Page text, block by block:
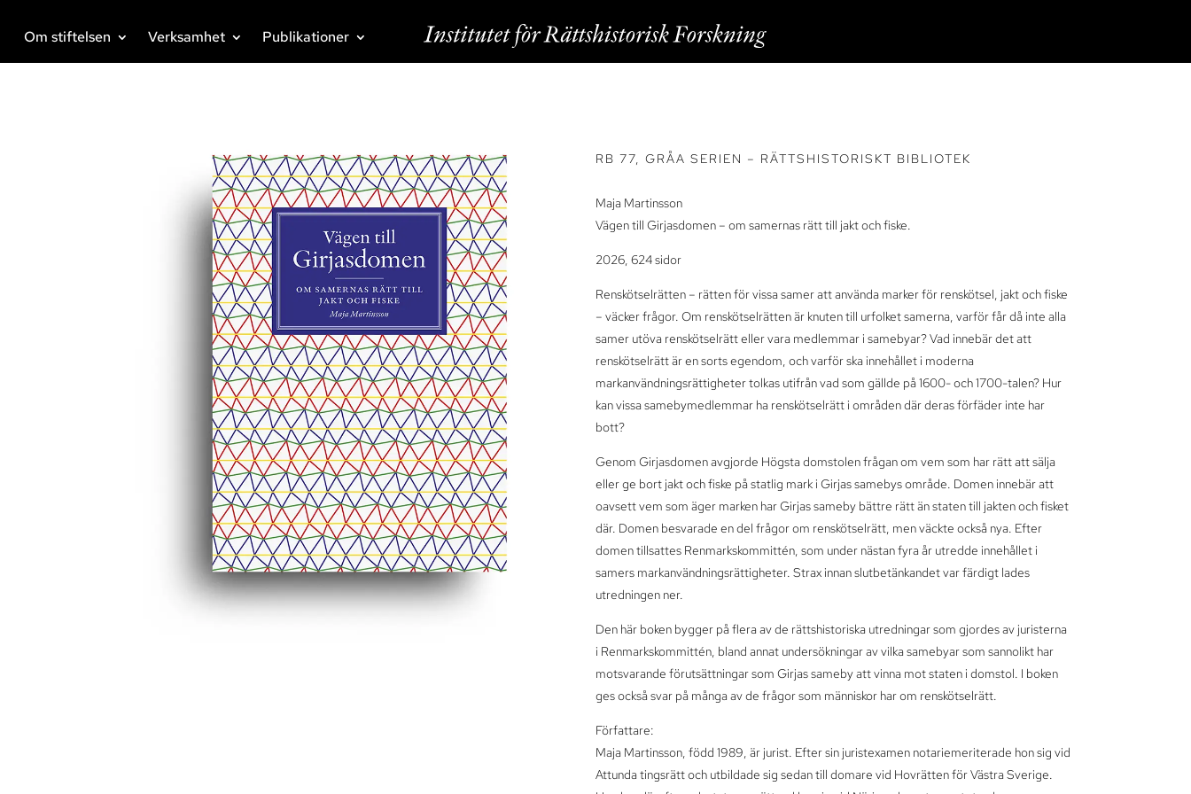
Om stiftelsen Verksamhet Publikationer
RB 77, GRÅA SERIEN – RÄTTSHISTORISKT BIBLIOTEK
Maja Martinsson
Vägen till Girjasdomen – om samernas rätt till jakt och fiske.
2026, 624 sidor
Renskötselrätten – rätten för vissa samer att använda marker för renskötsel, jakt och fiske
– väcker frågor. Om renskötselrätten är knuten till urfolket samerna, varför får då inte alla
samer utöva renskötselrätt eller vara medlemmar i samebyar? Vad innebär det att
renskötselrätt är en sorts egendom, och varför ska innehållet i moderna
markanvändningsrättigheter tolkas utifrån vad som gällde på 1600- och 1700-talen? Hur
kan vissa samebymedlemmar ha renskötselrätt i områden där deras förfäder inte har
bott?
Genom Girjasdomen avgjorde Högsta domstolen frågan om vem som har rätt att sälja
eller ge bort jakt och fiske på statlig mark i Girjas samebys område. Domen innebär att
oavsett vem som äger marken har Girjas sameby bättre rätt än staten till jakten och fisket
där. Domen besvarade en del frågor om renskötselrätt, men väckte också nya. Efter
domen tillsattes Renmarkskommittén, som under nästan fyra år utredde innehållet i
samers markanvändningsrättigheter. Strax innan slutbetänkandet var färdigt lades
utredningen ner.
Den här boken bygger på flera av de rättshistoriska utredningar som gjordes av juristerna
i Renmarkskommittén, bland annat undersökningar av vilka samebyar som sannolikt har
motsvarande förutsättningar som Girjas sameby att vinna mot staten i domstol. I boken
ges också svar på många av de frågor som människor har om renskötselrätt.
Författare:
Maja Martinsson, född 1989, är jurist. Efter sin juristexamen notariemeriterade hon sig vid
Attunda tingsrätt och utbildade sig sedan till domare vid Hovrätten för Västra Sverige.